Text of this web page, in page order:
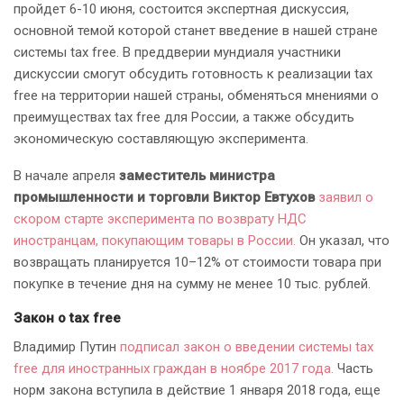
пройдет 6-10 июня, состоится экспертная дискуссия,
основной темой которой станет введение в нашей стране
системы tax free. В преддверии мундиаля участники
дискуссии смогут обсудить готовность к реализации tax
free на территории нашей страны, обменяться мнениями о
преимуществах tax free для России, а также обсудить
экономическую составляющую эксперимента.
В начале апреля заместитель министра
промышленности и торговли Виктор Евтухов заявил о
скором старте эксперимента по возврату НДС
иностранцам, покупающим товары в России. Он указал, что
возвращать планируется 10–12% от стоимости товара при
покупке в течение дня на сумму не менее 10 тыс. рублей.
Закон о tax free
Владимир Путин подписал закон о введении системы tax
free для иностранных граждан в ноябре 2017 года. Часть
норм закона вступила в действие 1 января 2018 года, еще